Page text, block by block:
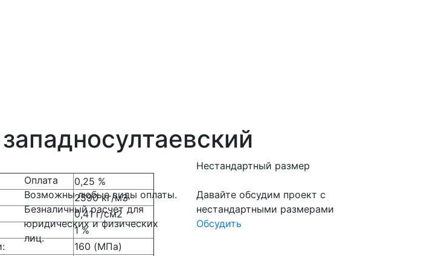
0,25 %
2590 кг/м3
0,41 г/см2
1 %
160 (МПа)
Оплата
Возможны любые виды оплаты.
Безналичный расчет для
юридических и физических
лиц.
Нестандартный размер
Давайте обсудим проект с
нестандартными размерами
Обсудить